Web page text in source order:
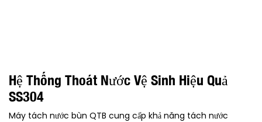
Hệ Thống Thoát Nước Vệ Sinh Hiệu Quả
SS304
Máy tách nước bùn QTB cung cấp khả năng tách nước